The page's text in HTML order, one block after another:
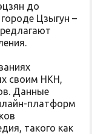
до
Цзыгун –
своим НКН,
Данные
платформ
такого как